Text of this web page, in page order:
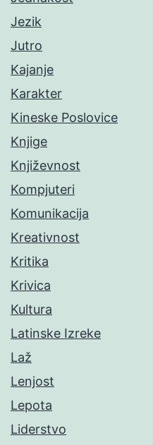
Jezik
Jutro
Kajanje
Karakter
Kineske Poslovice
Knjige
Književnost
Kompjuteri
Komunikacija
Kreativnost
Kritika
Krivica
Kultura
Latinske Izreke
Laž
Lenjost
Lepota
Liderstvo